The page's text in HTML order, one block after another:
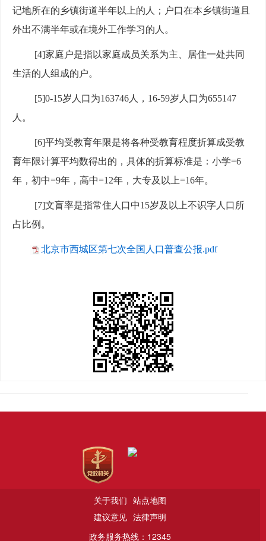
记地所在的乡镇街道半年以上的人；户口在本乡镇街道且
外出不满半年或在境外工作学习的人。
[4]家庭户是指以家庭成员关系为主、居住一处共同
生活的人组成的户。
[5]0-15岁人口为163746人，16-59岁人口为655147
人 。
[6]平均受教育年限是将各种受教育程度折算成受教
育年限计算平均数得出的，具体的折算标准是：小学=6
年 ，初中=9年 ，高中=12年 ，大专及以上=16年。
[7]文盲率是指常住人口中15岁及以上不识字人口所
占比例。
北京市西城区第七次全国人口普查公报.pdf
关于我们 站点地图
建议意见 法律声明
政务服务热线：12345